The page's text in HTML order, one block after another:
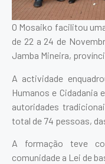
O Mosaiko facilitou
de 22 a 24 de
Jamba Mineira,
A actividade
Humanos e
autoridades
total de 74 pessoas,
A formação teve
comunidade a Lei de